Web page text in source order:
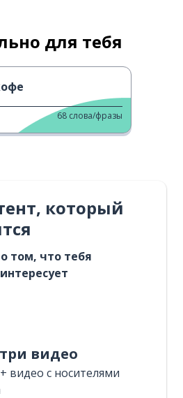
для тебя
68 слова/фразы
который
том, что тебя
видео
видео с носителями